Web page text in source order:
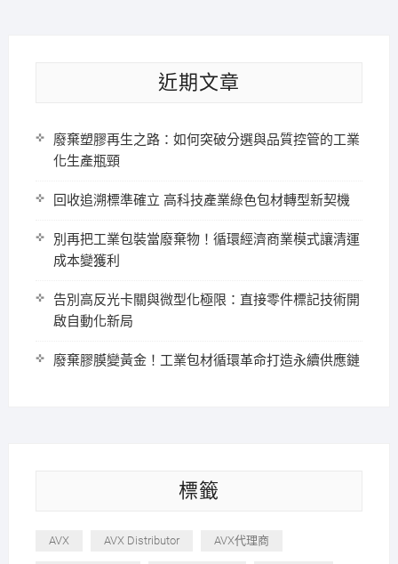
近期文章
廢棄塑膠再生之路：如何突破分選與品質控管的工業
化生產瓶頸
回收追溯標準確立 高科技產業綠色包材轉型新契機
別再把工業包裝當廢棄物！循環經濟商業模式讓清運
成本變獲利
告別高反光卡關與微型化極限：直接零件標記技術開
啟自動化新局
廢棄膠膜變黃金！工業包材循環革命打造永續供應鏈
標籤
AVX AVX Distributor AVX代理商